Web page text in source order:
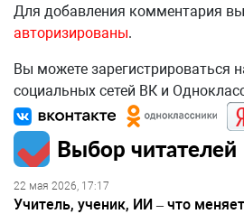
Для добавления комментария
авторизированы.
Вы можете зарегистрироваться
социальных сетей ВК и
Выбор читателей
22 мая 2026, 17:17
Учитель, ученик, ИИ – что